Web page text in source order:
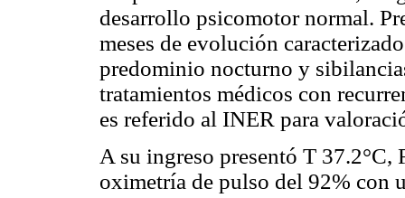
desarrollo psicomotor normal.
meses de evolución
predominio nocturno y
tratamientos médicos con
es referido al INER para
A su ingreso presentó T
oximetría de pulso del 92% con